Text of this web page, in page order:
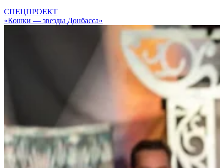
СПЕЦПРОЕКТ
«Кошки — звезды Донбасса»